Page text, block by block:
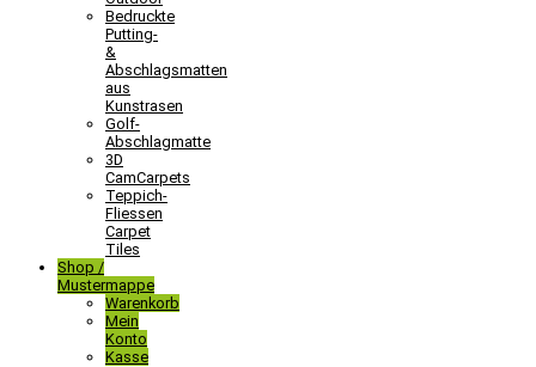
Bedruckte
Putting-
&
Abschlagsmatten
aus
Kunstrasen
Golf-
Abschlagmatte​
3D
CamCarpets
Teppich-
Fliessen
Carpet
Tiles
Shop /
Mustermappe
Warenkorb
Mein
Konto
Kasse